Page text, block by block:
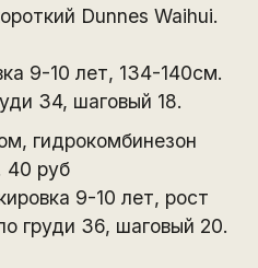
Dunnes Waihui.
9-10 лет, 134-140см.
34, шаговый 18.
гидрокомбинезон
40 руб
9-10 лет, рост
груди 36, шаговый 20.